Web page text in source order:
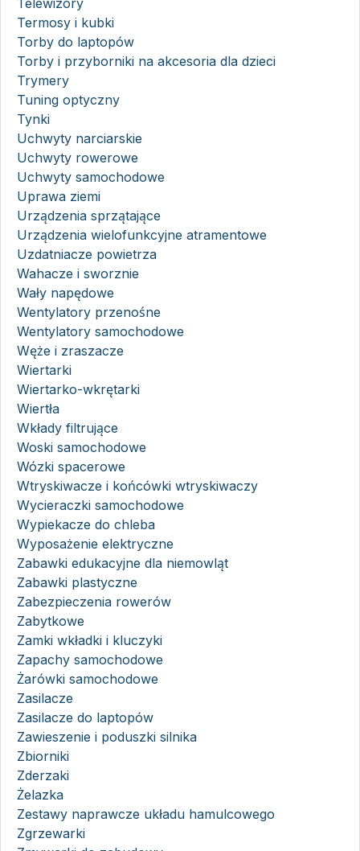
Telewizory
Termosy i kubki
Torby do laptopów
Torby i przyborniki na akcesoria dla dzieci
Trymery
Tuning optyczny
Tynki
Uchwyty narciarskie
Uchwyty rowerowe
Uchwyty samochodowe
Uprawa ziemi
Urządzenia sprzątające
Urządzenia wielofunkcyjne atramentowe
Uzdatniacze powietrza
Wahacze i sworznie
Wały napędowe
Wentylatory przenośne
Wentylatory samochodowe
Węże i zraszacze
Wiertarki
Wiertarko-wkrętarki
Wiertła
Wkłady filtrujące
Woski samochodowe
Wózki spacerowe
Wtryskiwacze i końcówki wtryskiwaczy
Wycieraczki samochodowe
Wypiekacze do chleba
Wyposażenie elektryczne
Zabawki edukacyjne dla niemowląt
Zabawki plastyczne
Zabezpieczenia rowerów
Zabytkowe
Zamki wkładki i kluczyki
Zapachy samochodowe
Żarówki samochodowe
Zasilacze
Zasilacze do laptopów
Zawieszenie i poduszki silnika
Zbiorniki
Zderzaki
Żelazka
Zestawy naprawcze układu hamulcowego
Zgrzewarki